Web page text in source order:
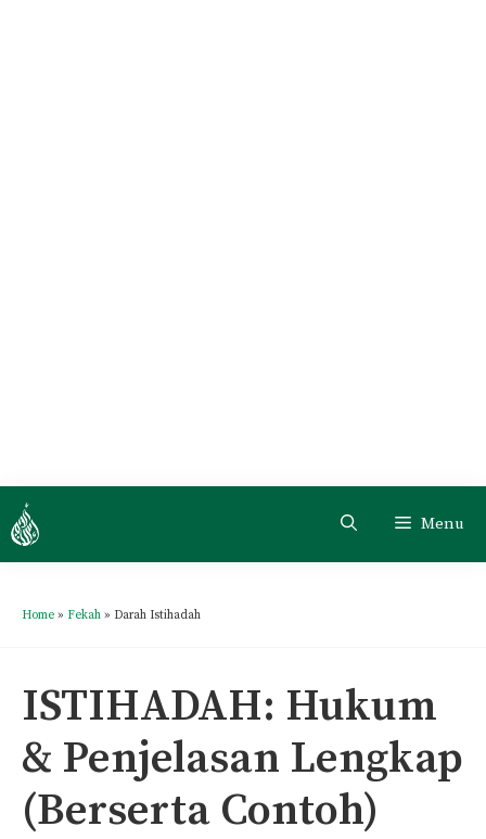
Menu
Home » Fekah » Darah Istihadah
ISTIHADAH: Hukum
& Penjelasan Lengkap
(Berserta Contoh)